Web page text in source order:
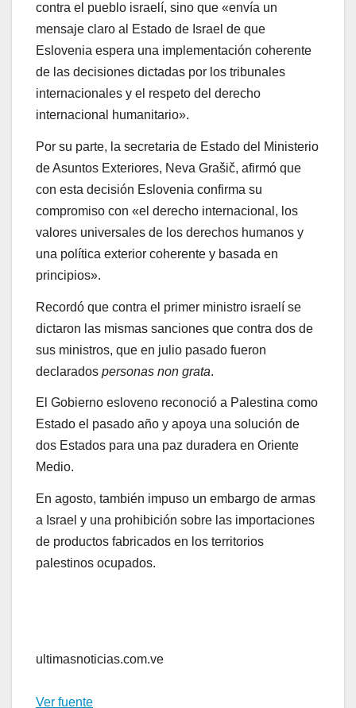
contra el pueblo israelí, sino que «envía un
mensaje claro al Estado de Israel de que
Eslovenia espera una implementación coherente
de las decisiones dictadas por los tribunales
internacionales y el respeto del derecho
internacional humanitario».
Por su parte, la secretaria de Estado del Ministerio
de Asuntos Exteriores, Neva Grašič, afirmó que
con esta decisión Eslovenia confirma su
compromiso con «el derecho internacional, los
valores universales de los derechos humanos y
una política exterior coherente y basada en
principios».
Recordó que contra el primer ministro israelí se
dictaron las mismas sanciones que contra dos de
sus ministros, que en julio pasado fueron
declarados personas non grata.
El Gobierno esloveno reconoció a Palestina como
Estado el pasado año y apoya una solución de
dos Estados para una paz duradera en Oriente
Medio.
En agosto, también impuso un embargo de armas
a Israel y una prohibición sobre las importaciones
de productos fabricados en los territorios
palestinos ocupados.
ultimasnoticias.com.ve
Ver fuente